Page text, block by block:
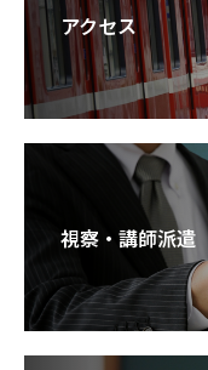
アクセス
視察・講師派遣